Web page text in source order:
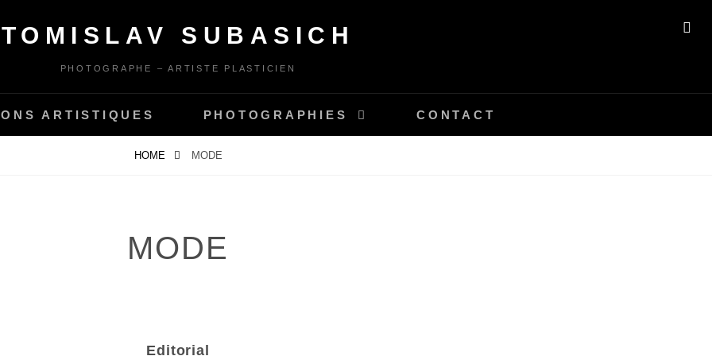
TOMISLAV SUBASICH
PHOTOGRAPHE – ARTISTE PLASTICIEN
ARTISTIQUES PHOTOGRAPHIES CONTACT
HOME MODE
MODE
Editorial